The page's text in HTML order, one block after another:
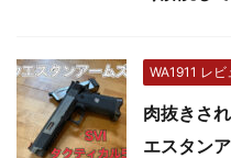
WA1911 レビ
肉抜きさ
エスタン